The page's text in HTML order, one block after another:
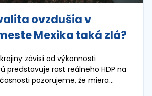
ovzdušia v
Mexika taká zlá?
závisí od výkonnosti
predstavuje rast reálneho HDP na
pozorujeme, že miera